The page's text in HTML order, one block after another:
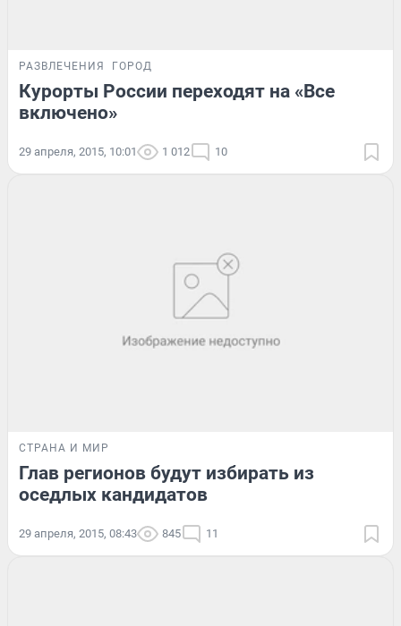
РАЗВЛЕЧЕНИЯ ГОРОД
Курорты России переходят на «Все
включено»
29 апреля, 2015, 10:01 1 012 10
СТРАНА И МИР
Глав регионов будут избирать из
оседлых кандидатов
29 апреля, 2015, 08:43 845 11